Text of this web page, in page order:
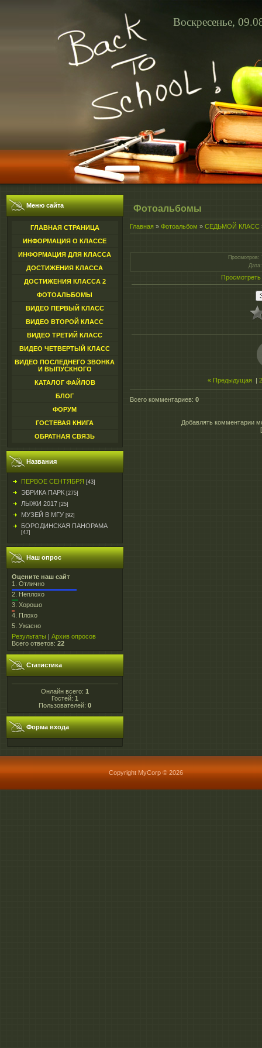
Воскресенье,
Меню сайта
ГЛАВНАЯ СТРАНИЦА
ИНФОРМАЦИЯ О КЛАССЕ
ИНФОРМАЦИЯ ДЛЯ КЛАССА
ДОСТИЖЕНИЯ КЛАССА
ДОСТИЖЕНИЯ КЛАССА 2
ФОТОАЛЬБОМЫ
ВИДЕО ПЕРВЫЙ КЛАСС
ВИДЕО ВТОРОЙ КЛАСС
ВИДЕО ТРЕТИЙ КЛАСС
ВИДЕО ЧЕТВЕРТЫЙ КЛАСС
ВИДЕО ПОСЛЕДНЕГО ЗВОНКА
И ВЫПУСКНОГО
КАТАЛОГ ФАЙЛОВ
БЛОГ
ФОРУМ
ГОСТЕВАЯ КНИГА
ОБРАТНАЯ СВЯЗЬ
Названия
ПЕРВОЕ СЕНТЯБРЯ [43]
ЭВРИКА ПАРК [275]
ЛЫЖИ 2017 [25]
МУЗЕЙ В МГУ [92]
БОРОДИНСКАЯ ПАНОРАМА
[47]
Наш опрос
Оцените наш сайт
1. Отлично
2. Неплохо
3. Хорошо
4. Плохо
5. Ужасно
Результаты | Архив опросов
Всего ответов: 22
Статистика
Онлайн всего: 1
Гостей: 1
Пользователей: 0
Форма входа
Фотоальбомы
Главная » Фотоальбом » СЕДЬМОЙ КЛАСС
Просмотров:
Дата
« Предыдущая |
Всего комментариев: 0
Добавлять комментарии
Copyright MyCorp © 2026